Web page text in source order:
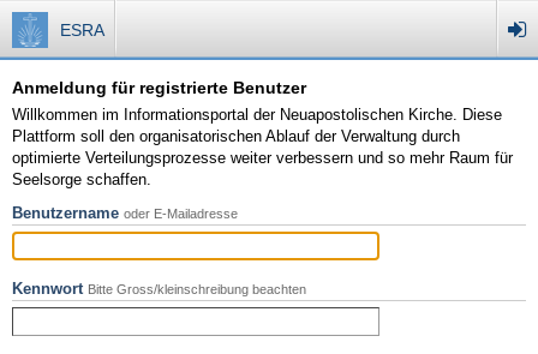
ESRA
Anmeldung für registrierte Benutzer
Willkommen im Informationsportal der Neuapostolischen Kirche. Diese
Plattform soll den organisatorischen Ablauf der Verwaltung durch
optimierte Verteilungsprozesse weiter verbessern und so mehr Raum für
Seelsorge schaffen.
Benutzername oder E-Mailadresse
Kennwort Bitte Gross/kleinschreibung beachten